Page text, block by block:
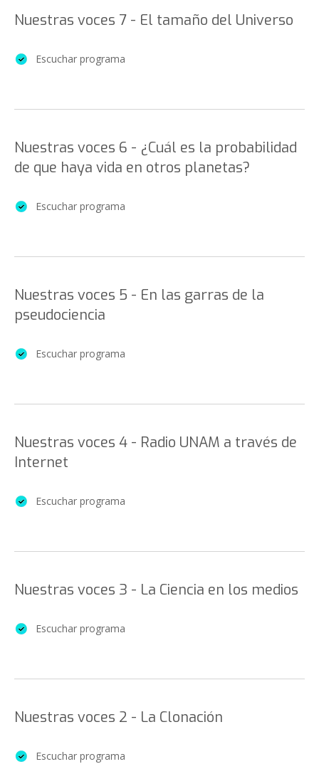
Nuestras voces 7 - El tamaño del Universo
Escuchar programa
Nuestras voces 6 - ¿Cuál es la probabilidad
de que haya vida en otros planetas?
Escuchar programa
Nuestras voces 5 - En las garras de la
pseudociencia
Escuchar programa
Nuestras voces 4 - Radio UNAM a través de
Internet
Escuchar programa
Nuestras voces 3 - La Ciencia en los medios
Escuchar programa
Nuestras voces 2 - La Clonación
Escuchar programa